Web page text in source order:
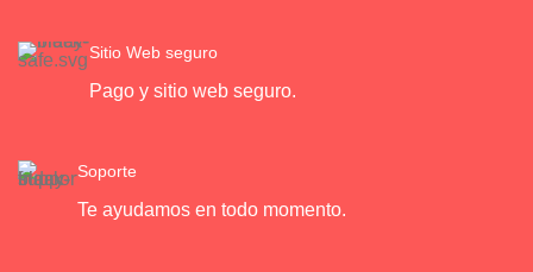
Sitio Web seguro
Pago y sitio web seguro.
Soporte
Te ayudamos en todo momento.